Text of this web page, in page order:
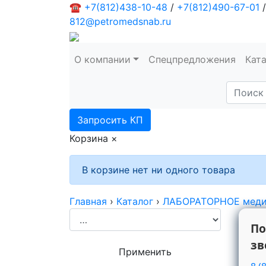
☎ +7(812)438-10-48 / +7(812)490-67-01 /
812@petromedsnab.ru
О компании Спецпредложения
Запросить КП
Корзина ×
В корзине нет ни одного товара
Главная › Каталог › ЛАБОРАТОРНОЕ
Применить